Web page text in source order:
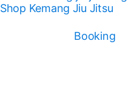
Shop Kemang Jiu Jitsu
Booking